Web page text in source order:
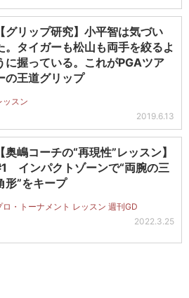
【グリップ研究】小平智は気づい
。タイガーも松山も両手を絞るよ
に握っている。これがPGAツア
の王道グリップ
ッスン
2019.6.13
【奥嶋コーチの“再現性”レッスン】
インパクトゾーンで“両腕の三
形”をキープ
ロ・トーナメント レッスン 週刊GD
2022.3.25